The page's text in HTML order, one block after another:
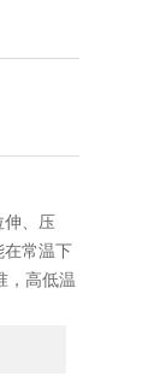
伸、压
在常温下
，高低温